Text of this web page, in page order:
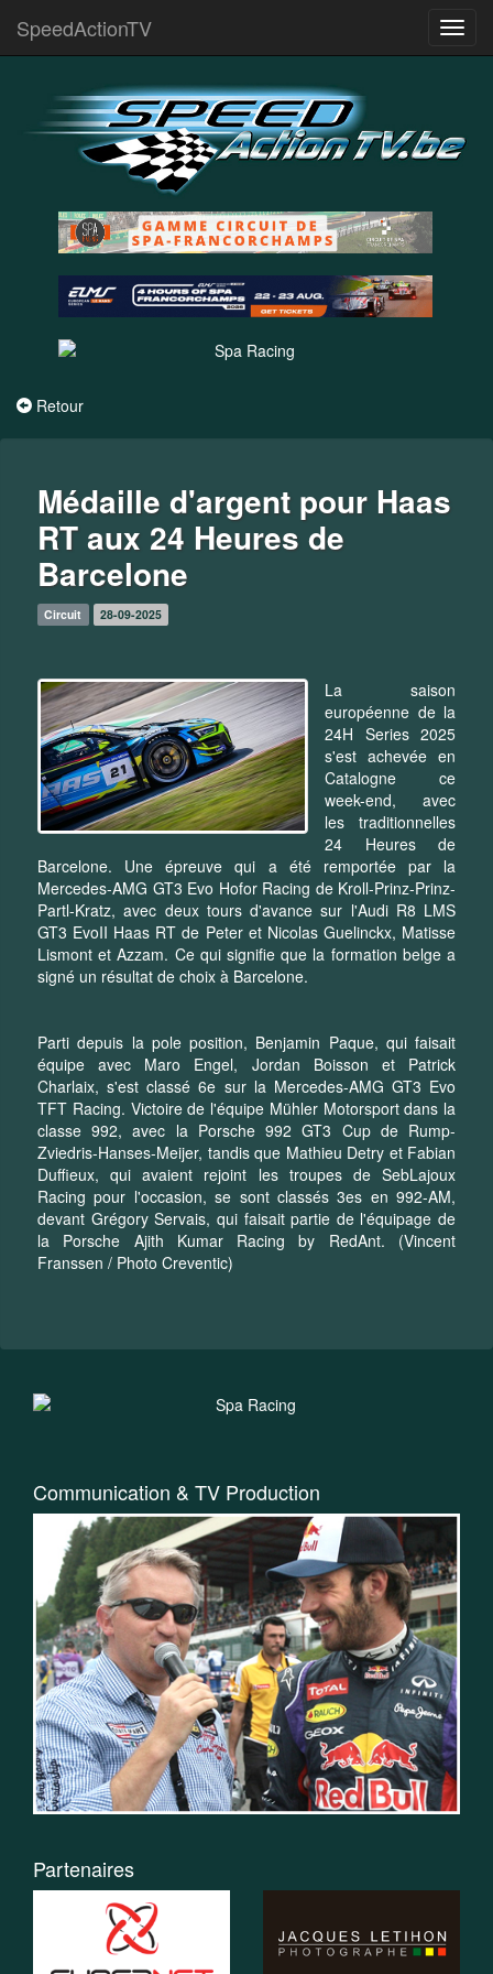
SpeedActionTV
Retour
Médaille d'argent pour Haas
RT aux 24 Heures de
Barcelone
Circuit 28-09-2025
La saison
européenne de la
24H Series 2025
s'est achevée en
Catalogne ce
week-end, avec
les traditionnelles
24 Heures de
Barcelone. Une épreuve qui a été remportée par la
Mercedes-AMG GT3 Evo Hofor Racing de Kroll-Prinz-Prinz-
Partl-Kratz, avec deux tours d'avance sur l'Audi R8 LMS
GT3 EvoII Haas RT de Peter et Nicolas Guelinckx, Matisse
Lismont et Azzam. Ce qui signifie que la formation belge a
signé un résultat de choix à Barcelone.
Parti depuis la pole position, Benjamin Paque, qui faisait
équipe avec Maro Engel, Jordan Boisson et Patrick
Charlaix, s'est classé 6e sur la Mercedes-AMG GT3 Evo
TFT Racing. Victoire de l'équipe Mühler Motorsport dans la
classe 992, avec la Porsche 992 GT3 Cup de Rump-
Zviedris-Hanses-Meijer, tandis que Mathieu Detry et Fabian
Duffieux, qui avaient rejoint les troupes de SebLajoux
Racing pour l'occasion, se sont classés 3es en 992-AM,
devant Grégory Servais, qui faisait partie de l'équipage de
la Porsche Ajith Kumar Racing by RedAnt. (Vincent
Franssen / Photo Creventic)
Communication & TV Production
Partenaires